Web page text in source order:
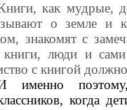
как мудрые,
о земле и
знакомят с
книги, люди и сами
с книгой
именно
когда